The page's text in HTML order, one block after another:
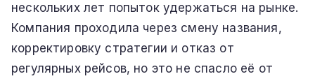
нескольких лет попыток удержаться на рынке.
Компания проходила через смену названия,
корректировку стратегии и отказ от
регулярных рейсов, но это не спасло её от